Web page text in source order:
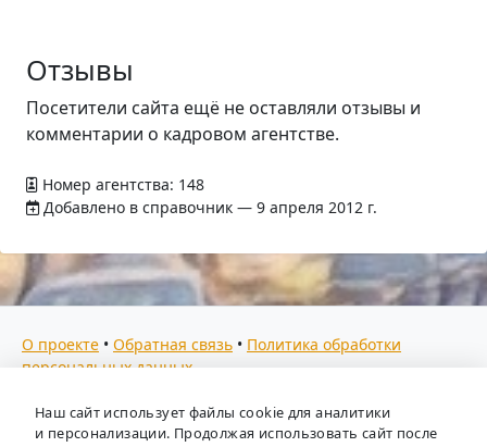
Отзывы
Посетители сайта ещё не оставляли отзывы и
комментарии о кадровом агентстве.
Номер агентства: 148
Добавлено в справочник — 9 апреля 2012 г.
О проекте • Обратная связь • Политика обработки
персональных данных
Мы собираем отзывы, составляем рейтинги и
предоставляем всю информацию о кадровых агентствах
Наш сайт использует файлы cookie для аналитики
и персонализации. Продолжая использовать сайт после